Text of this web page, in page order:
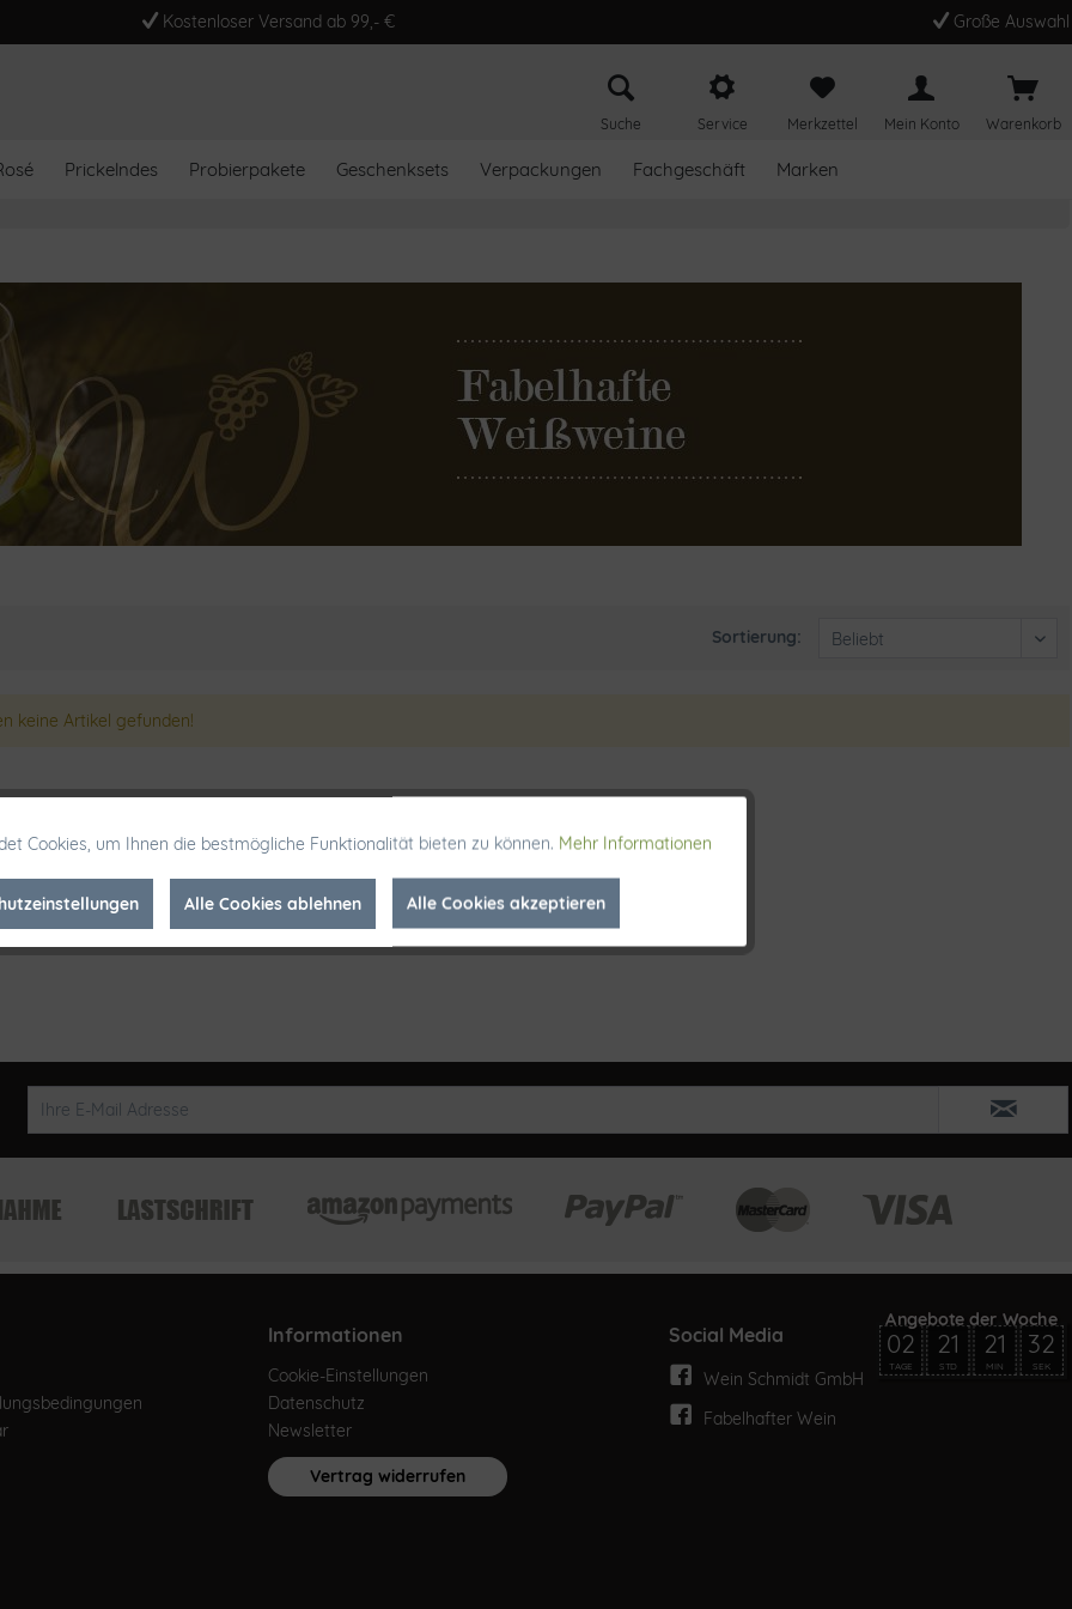
Kostenloser Versand ab 99,- € Große Auswahl
Suche Service Merkzettel Mein Konto Warenkorb
Prickelndes Probierpakete Geschenksets Verpackungen Fachgeschäft Marken
Sortierung:
keine Artikel gefunden!
Informationen
Cookie-Einstellungen
Datenschutz
Newsletter
Vertrag widerrufen
Social Media
Wein Schmidt GmbH
Fabelhafter Wein
Aktiv
Inaktiv
Cookies, um Ihnen die bestmögliche Funktionalität bieten zu können. Mehr Informationen
Alle Cookies ablehnen Alle Cookies akzeptieren
02
TAGE
21
STD
21
MIN
32
SEK